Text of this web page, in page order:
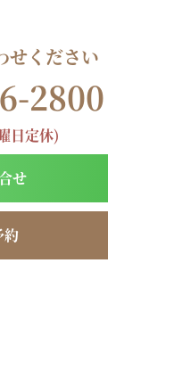
せください
2800
日定休)
せ
約